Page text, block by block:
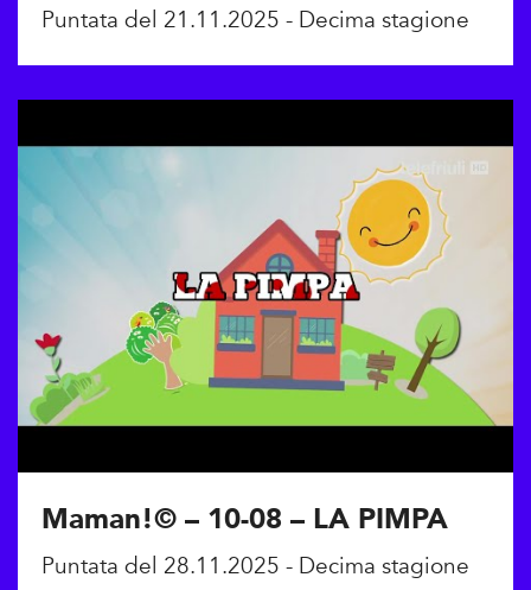
Puntata del 21.11.2025 - Decima stagione
Maman!© – 10-08 – LA PIMPA
Puntata del 28.11.2025 - Decima stagione